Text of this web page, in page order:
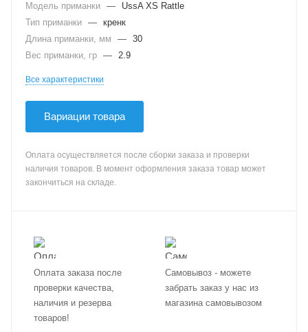
Модель приманки —
UssA XS Rattle
Тип приманки — кренк
Длина приманки, мм
— 30
Вес приманки, гр — 2.9
Все характеристики
Вариации товара
Оплата осуществляется после сборки заказа и проверки
наличия товаров. В момент оформления заказа товар может
закончиться на складе.
Оплата заказа после
проверки качества,
наличия и резерва
товаров!
Самовывоз - можете
забрать заказ у нас из
магазина самовывозом